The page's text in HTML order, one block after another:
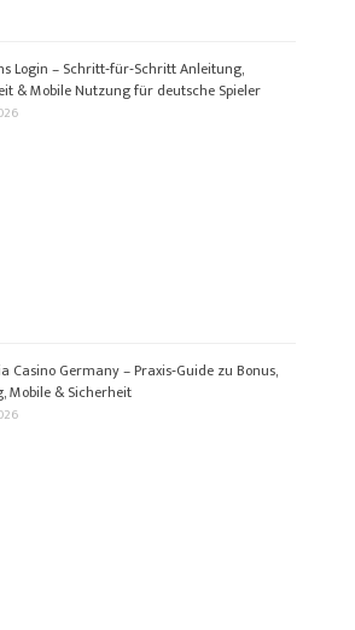
Login – Schritt‑für‑Schritt Anleitung,
& Mobile Nutzung für deutsche Spieler
Casino Germany – Praxis‑Guide zu Bonus,
Mobile & Sicherheit